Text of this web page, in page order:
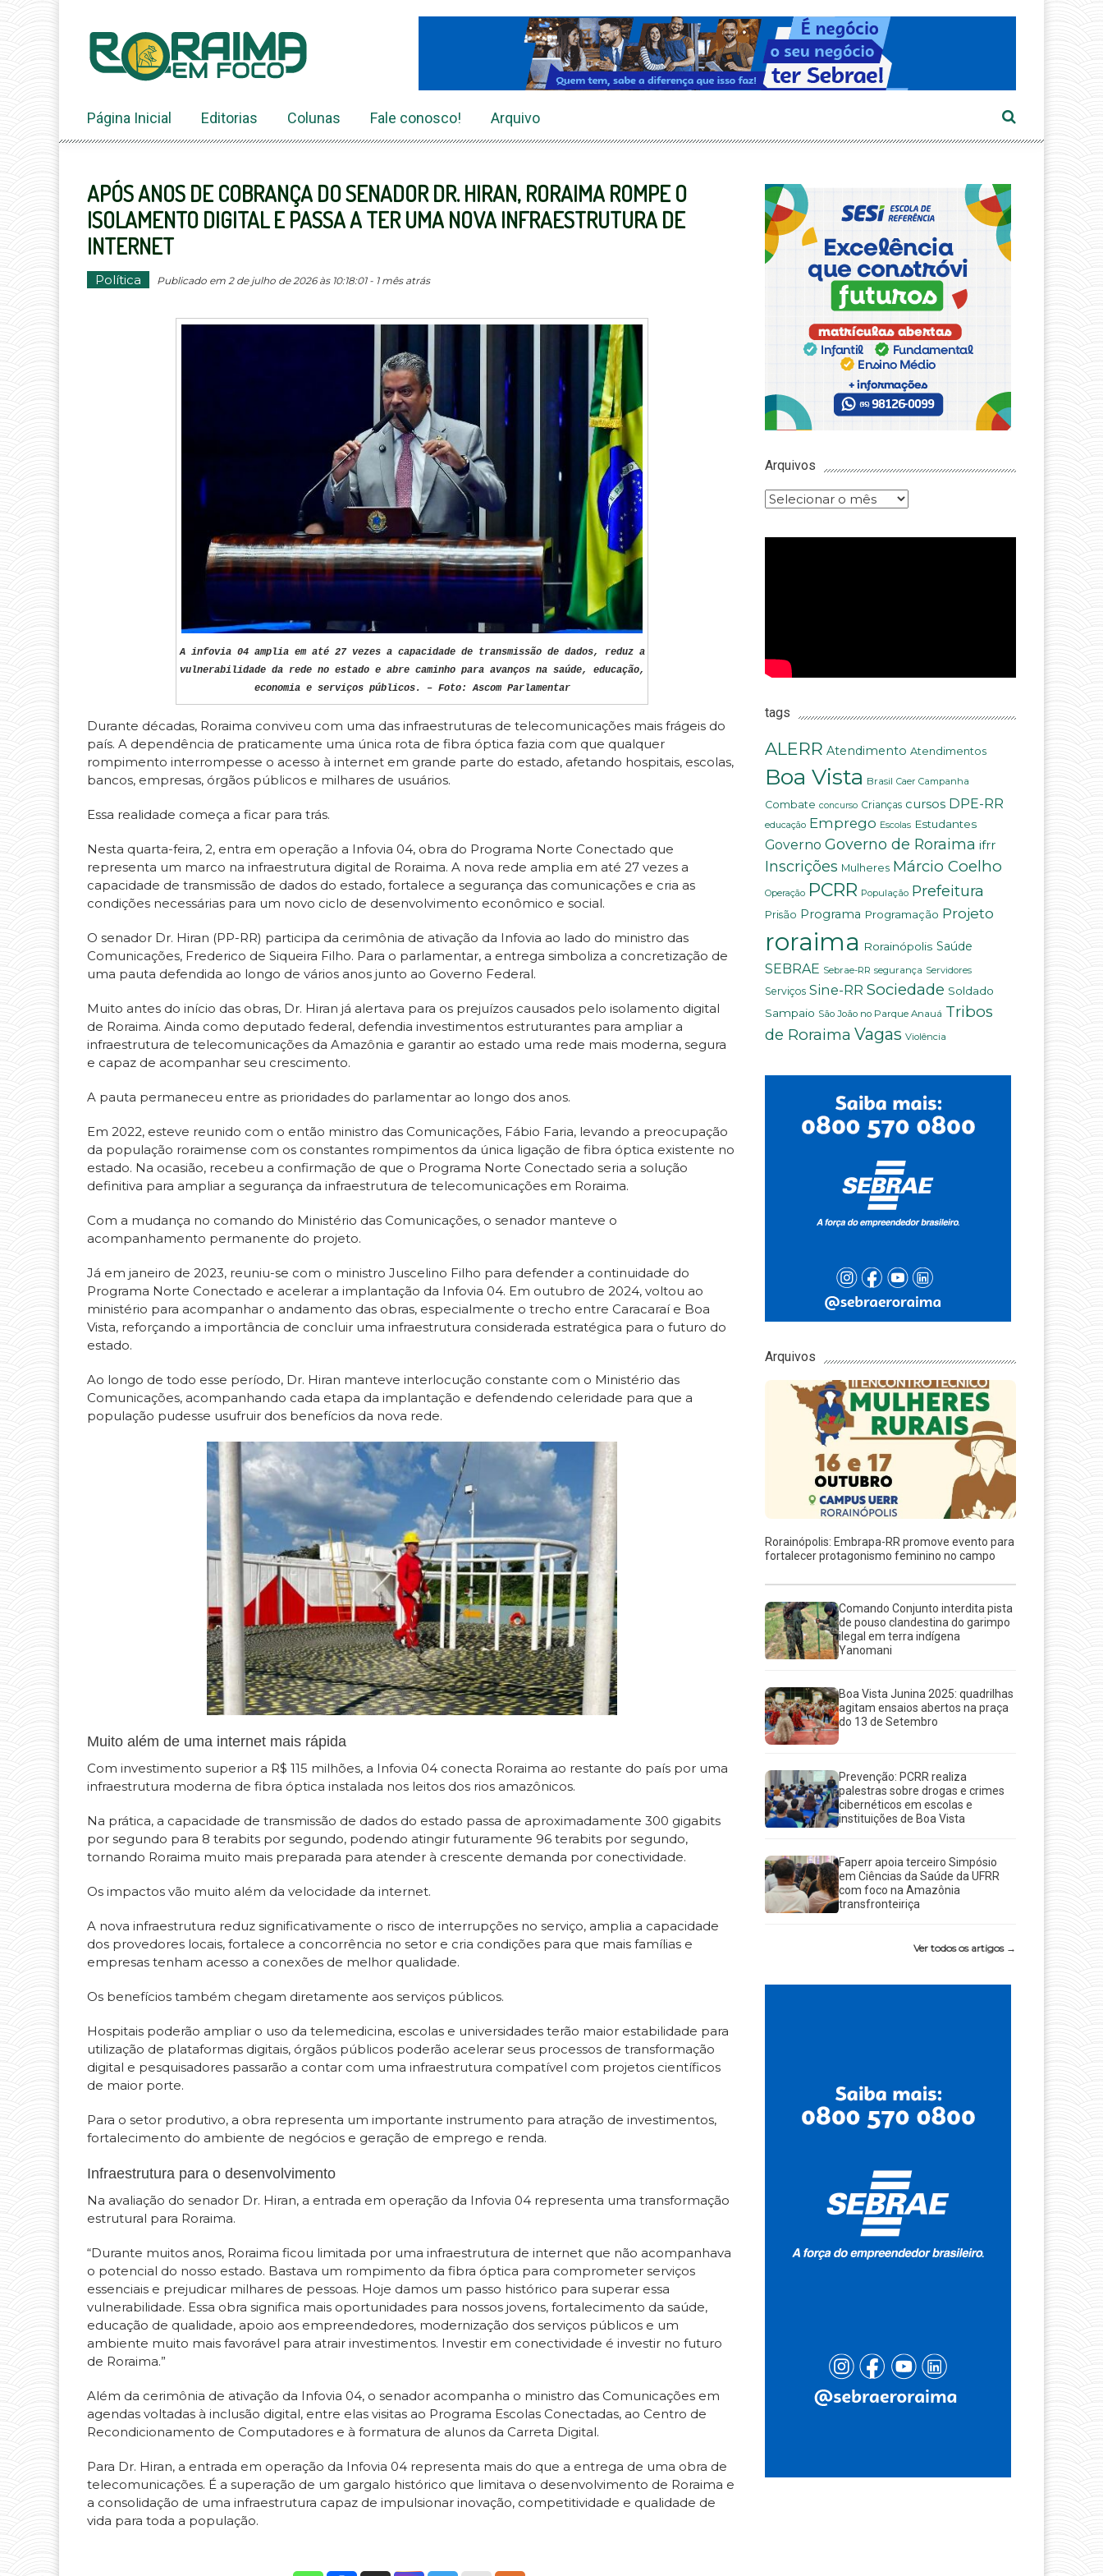
conteúdo
Página Inicial Editorias Colunas Fale conosco! Arquivo
APÓS ANOS DE COBRANÇA DO SENADOR DR. HIRAN, RORAIMA ROMPE O
ISOLAMENTO DIGITAL E PASSA A TER UMA NOVA INFRAESTRUTURA DE
INTERNET
Política Publicado em 2 de julho de 2026 às 10:18:01 - 1 mês atrás
A infovia 04 amplia em até 27 vezes a capacidade de transmissão de dados, reduz a
vulnerabilidade da rede no estado e abre caminho para avanços na saúde, educação,
economia e serviços públicos. – Foto: Ascom Parlamentar
Durante décadas, Roraima conviveu com uma das infraestruturas de telecomunicações mais frágeis do
país. A dependência de praticamente uma única rota de fibra óptica fazia com que qualquer
rompimento interrompesse o acesso à internet em grande parte do estado, afetando hospitais, escolas,
bancos, empresas, órgãos públicos e milhares de usuários.
Essa realidade começa a ficar para trás.
Nesta quarta-feira, 2, entra em operação a Infovia 04, obra do Programa Norte Conectado que
representa um marco na infraestrutura digital de Roraima. A nova rede amplia em até 27 vezes a
capacidade de transmissão de dados do estado, fortalece a segurança das comunicações e cria as
condições necessárias para um novo ciclo de desenvolvimento econômico e social.
O senador Dr. Hiran (PP-RR) participa da cerimônia de ativação da Infovia ao lado do ministro das
Comunicações, Frederico de Siqueira Filho. Para o parlamentar, a entrega simboliza a concretização de
uma pauta defendida ao longo de vários anos junto ao Governo Federal.
Muito antes do início das obras, Dr. Hiran já alertava para os prejuízos causados pelo isolamento digital
de Roraima. Ainda como deputado federal, defendia investimentos estruturantes para ampliar a
infraestrutura de telecomunicações da Amazônia e garantir ao estado uma rede mais moderna, segura
e capaz de acompanhar seu crescimento.
A pauta permaneceu entre as prioridades do parlamentar ao longo dos anos.
Em 2022, esteve reunido com o então ministro das Comunicações, Fábio Faria, levando a preocupação
da população roraimense com os constantes rompimentos da única ligação de fibra óptica existente no
estado. Na ocasião, recebeu a confirmação de que o Programa Norte Conectado seria a solução
definitiva para ampliar a segurança da infraestrutura de telecomunicações em Roraima.
Com a mudança no comando do Ministério das Comunicações, o senador manteve o
acompanhamento permanente do projeto.
Já em janeiro de 2023, reuniu-se com o ministro Juscelino Filho para defender a continuidade do
Programa Norte Conectado e acelerar a implantação da Infovia 04. Em outubro de 2024, voltou ao
ministério para acompanhar o andamento das obras, especialmente o trecho entre Caracaraí e Boa
Vista, reforçando a importância de concluir uma infraestrutura considerada estratégica para o futuro do
estado.
Ao longo de todo esse período, Dr. Hiran manteve interlocução constante com o Ministério das
Comunicações, acompanhando cada etapa da implantação e defendendo celeridade para que a
população pudesse usufruir dos benefícios da nova rede.
Muito além de uma internet mais rápida
Com investimento superior a R$ 115 milhões, a Infovia 04 conecta Roraima ao restante do país por uma
infraestrutura moderna de fibra óptica instalada nos leitos dos rios amazônicos.
Na prática, a capacidade de transmissão de dados do estado passa de aproximadamente 300 gigabits
por segundo para 8 terabits por segundo, podendo atingir futuramente 96 terabits por segundo,
tornando Roraima muito mais preparada para atender à crescente demanda por conectividade.
Os impactos vão muito além da velocidade da internet.
A nova infraestrutura reduz significativamente o risco de interrupções no serviço, amplia a capacidade
dos provedores locais, fortalece a concorrência no setor e cria condições para que mais famílias e
empresas tenham acesso a conexões de melhor qualidade.
Os benefícios também chegam diretamente aos serviços públicos.
Hospitais poderão ampliar o uso da telemedicina, escolas e universidades terão maior estabilidade para
utilização de plataformas digitais, órgãos públicos poderão acelerar seus processos de transformação
digital e pesquisadores passarão a contar com uma infraestrutura compatível com projetos científicos
de maior porte.
Para o setor produtivo, a obra representa um importante instrumento para atração de investimentos,
fortalecimento do ambiente de negócios e geração de emprego e renda.
Infraestrutura para o desenvolvimento
Na avaliação do senador Dr. Hiran, a entrada em operação da Infovia 04 representa uma transformação
estrutural para Roraima.
“Durante muitos anos, Roraima ficou limitada por uma infraestrutura de internet que não acompanhava
o potencial do nosso estado. Bastava um rompimento da fibra óptica para comprometer serviços
essenciais e prejudicar milhares de pessoas. Hoje damos um passo histórico para superar essa
vulnerabilidade. Essa obra significa mais oportunidades para nossos jovens, fortalecimento da saúde,
educação de qualidade, apoio aos empreendedores, modernização dos serviços públicos e um
ambiente muito mais favorável para atrair investimentos. Investir em conectividade é investir no futuro
de Roraima.”
Além da cerimônia de ativação da Infovia 04, o senador acompanha o ministro das Comunicações em
agendas voltadas à inclusão digital, entre elas visitas ao Programa Escolas Conectadas, ao Centro de
Recondicionamento de Computadores e à formatura de alunos da Carreta Digital.
Para Dr. Hiran, a entrada em operação da Infovia 04 representa mais do que a entrega de uma obra de
telecomunicações. É a superação de um gargalo histórico que limitava o desenvolvimento de Roraima e
a consolidação de uma infraestrutura capaz de impulsionar inovação, competitividade e qualidade de
vida para toda a população.
Arquivos
Arquivos
tags
ALERR Atendimento Atendimentos
Boa Vista Brasil Caer Campanha
Combate concurso Crianças cursos DPE-RR
educação Emprego Escolas Estudantes
Governo Governo de Roraima ifrr
Inscrições Mulheres Márcio Coelho
Operação PCRR População Prefeitura
Prisão Programa Programação Projeto
roraima Rorainópolis Saúde
SEBRAE Sebrae-RR segurança Servidores
Serviços Sine-RR Sociedade Soldado
Sampaio São João no Parque Anauá Tribos
de Roraima Vagas Violência
Arquivos
Rorainópolis: Embrapa-RR promove evento para
fortalecer protagonismo feminino no campo
Comando Conjunto interdita pista
de pouso clandestina do garimpo
ilegal em terra indígena
Yanomani
Boa Vista Junina 2025: quadrilhas
agitam ensaios abertos na praça
do 13 de Setembro
Prevenção: PCRR realiza
palestras sobre drogas e crimes
cibernéticos em escolas e
instituições de Boa Vista
Faperr apoia terceiro Simpósio
em Ciências da Saúde da UFRR
com foco na Amazônia
transfronteiriça
Ver todos os artigos →